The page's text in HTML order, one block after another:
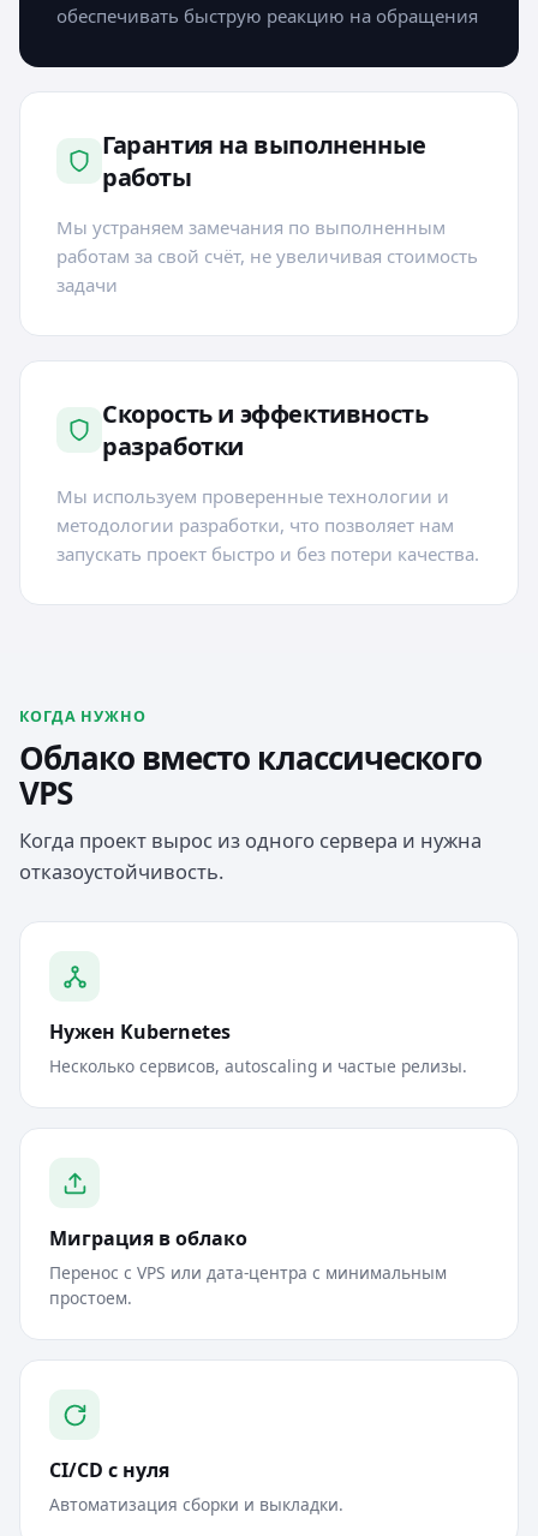
обеспечивать быструю реакцию на обращения
Гарантия на выполненные
работы
Мы устраняем замечания по выполненным
работам за свой счёт, не увеличивая стоимость
задачи
Скорость и эффективность
разработки
Мы используем проверенные технологии и
методологии разработки, что позволяет нам
запускать проект быстро и без потери качества.
КОГДА НУЖНО
Облако вместо классического
VPS
Когда проект вырос из одного сервера и нужна
отказоустойчивость.
Нужен Kubernetes
Несколько сервисов, autoscaling и частые релизы.
Миграция в облако
Перенос с VPS или дата-центра с минимальным
простоем.
CI/CD с нуля
Автоматизация сборки и выкладки.